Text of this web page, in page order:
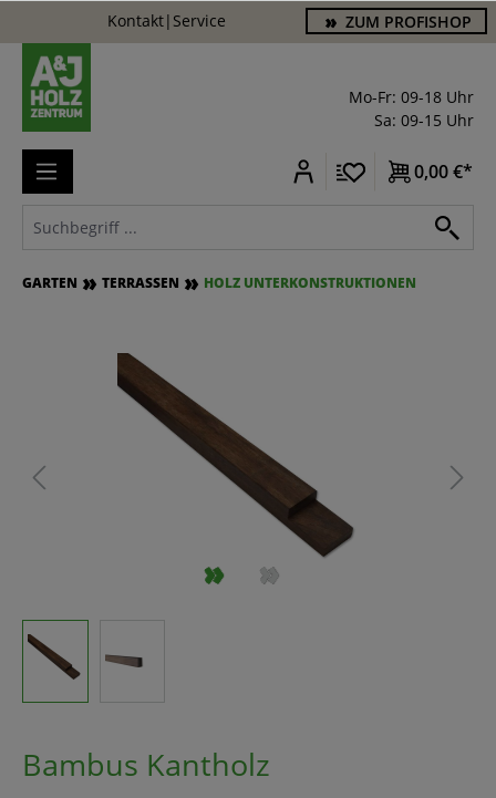
Kontakt| Service ZUM PROFISHOP
Mo-Fr: 09-18 Uhr
Sa: 09-15 Uhr
0,00 €*
GARTEN TERRASSEN HOLZ UNTERKONSTRUKTIONEN
Bildergalerie überspringen
Bambus Kantholz